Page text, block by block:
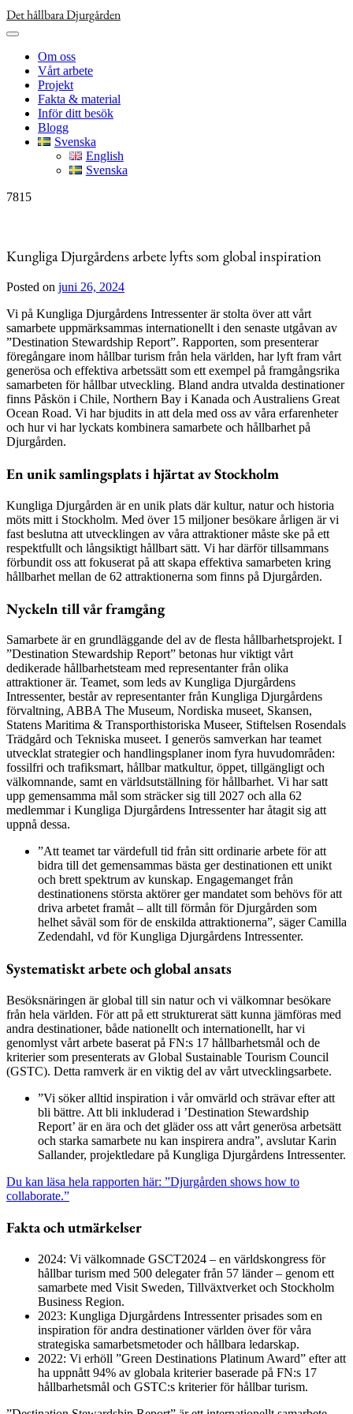
Skip
content
Det hållbara Djurgården
Om oss
Vårt arbete
Projekt
Fakta & material
Inför ditt besök
Blogg
Svenska
English
Svenska
7815
Kungliga Djurgårdens arbete lyfts som global inspiration
Posted on juni 26, 2024
Vi på Kungliga Djurgårdens Intressenter är stolta över att vårt
samarbete uppmärksammas internationellt i den senaste utgåvan av
”Destination Stewardship Report”. Rapporten, som presenterar
föregångare inom hållbar turism från hela världen, har lyft fram vårt
generösa och effektiva arbetssätt som ett exempel på framgångsrika
samarbeten för hållbar utveckling. Bland andra utvalda destinationer
finns Påskön i Chile, Northern Bay i Kanada och Australiens Great
Ocean Road. Vi har bjudits in att dela med oss av våra erfarenheter
och hur vi har lyckats kombinera samarbete och hållbarhet på
Djurgården.
En unik samlingsplats i hjärtat av Stockholm
Kungliga Djurgården är en unik plats där kultur, natur och historia
möts mitt i Stockholm. Med över 15 miljoner besökare årligen är vi
fast beslutna att utvecklingen av våra attraktioner måste ske på ett
respektfullt och långsiktigt hållbart sätt. Vi har därför tillsammans
förbundit oss att fokuserat på att skapa effektiva samarbeten kring
hållbarhet mellan de 62 attraktionerna som finns på Djurgården.
Nyckeln till vår framgång
Samarbete är en grundläggande del av de flesta hållbarhetsprojekt. I
”Destination Stewardship Report” betonas hur viktigt vårt
dedikerade hållbarhetsteam med representanter från olika
attraktioner är. Teamet, som leds av Kungliga Djurgårdens
Intressenter, består av representanter från Kungliga Djurgårdens
förvaltning, ABBA The Museum, Nordiska museet, Skansen,
Statens Maritima & Transporthistoriska Museer, Stiftelsen Rosendals
Trädgård och Tekniska museet. I generös samverkan har teamet
utvecklat strategier och handlingsplaner inom fyra huvudområden:
fossilfri och trafiksmart, hållbar matkultur, öppet, tillgängligt och
välkomnande, samt en världsutställning för hållbarhet. Vi har satt
upp gemensamma mål som sträcker sig till 2027 och alla 62
medlemmar i Kungliga Djurgårdens Intressenter har åtagit sig att
uppnå dessa.
”Att teamet tar värdefull tid från sitt ordinarie arbete för att
bidra till det gemensammas bästa ger destinationen ett unikt
och brett spektrum av kunskap. Engagemanget från
destinationens största aktörer ger mandatet som behövs för att
driva arbetet framåt – allt till förmån för Djurgården som
helhet såväl som för de enskilda attraktionerna”, säger Camilla
Zedendahl, vd för Kungliga Djurgårdens Intressenter.
Systematiskt arbete och global ansats
Besöksnäringen är global till sin natur och vi välkomnar besökare
från hela världen. För att på ett strukturerat sätt kunna jämföras med
andra destinationer, både nationellt och internationellt, har vi
genomlyst vårt arbete baserat på FN:s 17 hållbarhetsmål och de
kriterier som presenterats av Global Sustainable Tourism Council
(GSTC). Detta ramverk är en viktig del av vårt utvecklingsarbete.
”Vi söker alltid inspiration i vår omvärld och strävar efter att
bli bättre. Att bli inkluderad i ’Destination Stewardship
Report’ är en ära och det gläder oss att vårt generösa arbetsätt
och starka samarbete nu kan inspirera andra”, avslutar Karin
Sallander, projektledare på Kungliga Djurgårdens Intressenter.
Du kan läsa hela rapporten här: ”Djurgården shows how to
collaborate.”
Fakta och utmärkelser
2024: Vi välkomnade GSCT2024 – en världskongress för
hållbar turism med 500 delegater från 57 länder – genom ett
samarbete med Visit Sweden, Tillväxtverket och Stockholm
Business Region.
2023: Kungliga Djurgårdens Intressenter prisades som en
inspiration för andra destinationer världen över för våra
strategiska samarbetsmetoder och hållbara ledarskap.
2022: Vi erhöll ”Green Destinations Platinum Award” efter att
ha uppnått 94% av globala kriterier baserade på FN:s 17
hållbarhetsmål och GSTC:s kriterier för hållbar turism.